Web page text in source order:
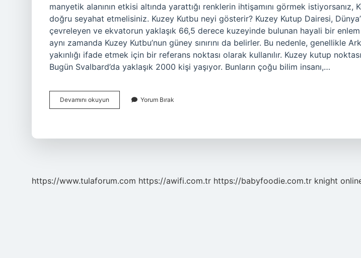
manyetik alanının etkisi altında yarattığı renklerin ihtişamını görmek istiyorsanız,
doğru seyahat etmelisiniz. Kuzey Kutbu neyi gösterir? Kuzey Kutup Dairesi,
çevreleyen ve ekvatorun yaklaşık 66,5 derece kuzeyinde bulunan hayali bir
aynı zamanda Kuzey Kutbu’nun güney sınırını da belirler. Bu nedenle, genellikle
yakınlığı ifade etmek için bir referans noktası olarak kullanılır. Kuzey kutup
Bugün Svalbard’da yaklaşık 2000 kişi yaşıyor. Bunların çoğu bilim insanı,…
Devamını okuyun
Kutbu
Yorum Bırak
https://www.tulaforum.com https://awifi.com.tr https://babyfoodie.com.tr knight